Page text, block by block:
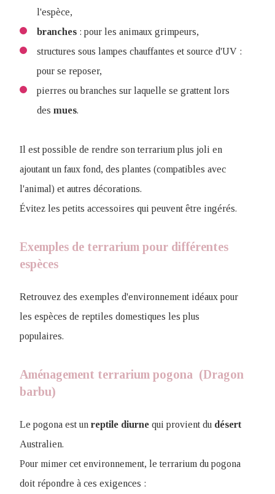
l'espèce,
branches : pour les animaux grimpeurs,
structures sous lampes chauffantes et source d'UV :
pour se reposer,
pierres ou branches sur laquelle se grattent lors
des mues.
Il est possible de rendre son terrarium plus joli en
ajoutant un faux fond, des plantes (compatibles avec
l'animal) et autres décorations.
Évitez les petits accessoires qui peuvent être ingérés.
Exemples de terrarium pour différentes
espèces
Retrouvez des exemples d'environnement idéaux pour
les espèces de reptiles domestiques les plus
populaires.
Aménagement terrarium pogona (Dragon
barbu)
Le pogona est un reptile diurne qui provient du désert
Australien.
Pour mimer cet environnement, le terrarium du pogona
doit répondre à ces exigences :